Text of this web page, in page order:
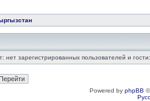
нет зарегистрированных пользователей и
Powered by phpBB